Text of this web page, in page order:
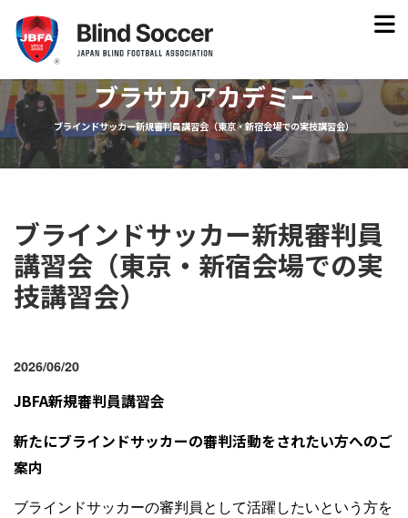
ブラサカアカデミー
ブラインドサッカー新規審判員講習会（東京・新宿会場での実技講習会）
ブラインドサッカー新規審判員
講習会（東京・新宿会場での実
技講習会）
2026/06/20
JBFA新規審判員講習会
新たにブラインドサッカーの審判活動をされたい方へのご
案内
ブラインドサッカーの審判員として活躍したいという方を